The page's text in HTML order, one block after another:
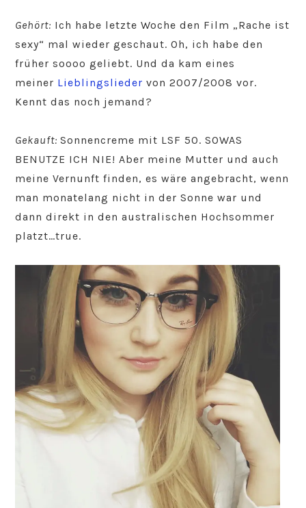
Gehört: Ich habe letzte Woche den Film „Rache ist
sexy“ mal wieder geschaut. Oh, ich habe den
früher soooo geliebt. Und da kam eines
meiner Lieblingslieder von 2007/2008 vor.
Kennt das noch jemand?
Gekauft:Sonnencreme mit LSF 50. SOWAS
BENUTZE ICH NIE! Aber meine Mutter und auch
meine Vernunft finden, es wäre angebracht, wenn
man monatelang nicht in der Sonne war und
dann direkt in den australischen Hochsommer
platzt…true.